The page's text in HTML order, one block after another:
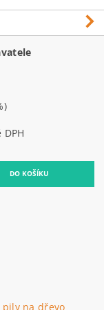
DPH
na dřevo